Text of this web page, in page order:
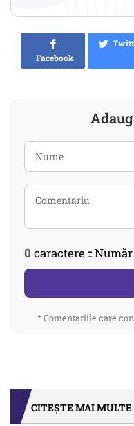
Facebook
0 caractere ::
* Comentariile care
CITEȘTE MAI